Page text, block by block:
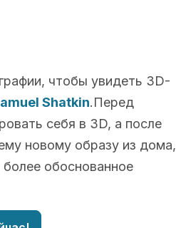
чтобы увидеть 3D-
Shatkin.Перед
себя в 3D, а после
новому образу из дома,
обоснованное